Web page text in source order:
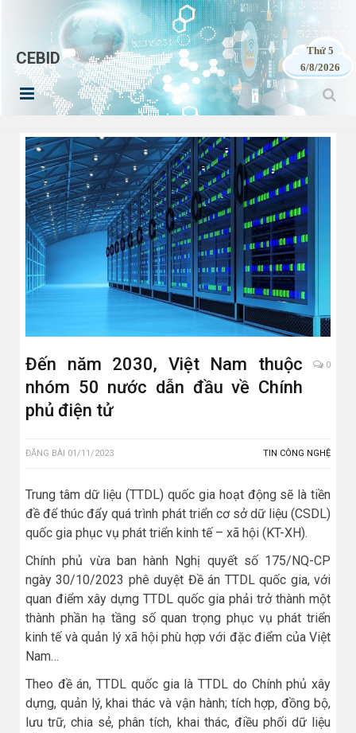
CEBID
Thứ 5
6/8/2026
Đến năm 2030, Việt Nam thuộc
nhóm 50 nước dẫn đầu về Chính
phủ điện tử
0
ĐĂNG BÀI 01/11/2023 TIN CÔNG NGHỆ
Trung tâm dữ liệu (TTDL) quốc gia hoạt động sẽ là tiền
đề để thúc đẩy quá trình phát triển cơ sở dữ liệu (CSDL)
quốc gia phục vụ phát triển kinh tế – xã hội (KT-XH).
Chính phủ vừa ban hành Nghị quyết số 175/NQ-CP
ngày 30/10/2023 phê duyệt Đề án TTDL quốc gia, với
quan điểm xây dựng TTDL quốc gia phải trở thành một
thành phần hạ tầng số quan trọng phục vụ phát triển
kinh tế và quản lý xã hội phù hợp với đặc điểm của Việt
Nam…
Theo đề án, TTDL quốc gia là TTDL do Chính phủ xây
dựng, quản lý, khai thác và vận hành; tích hợp, đồng bộ,
lưu trữ, chia sẻ, phân tích, khai thác, điều phối dữ liệu